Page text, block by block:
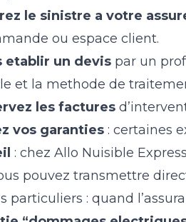
le sinistre a votre
ou espace client.
etablir un devis par un
et la methode de
les factures
vos garanties : certaines
: chez Allo Nuisible
pouvez transmettre
particuliers : quand